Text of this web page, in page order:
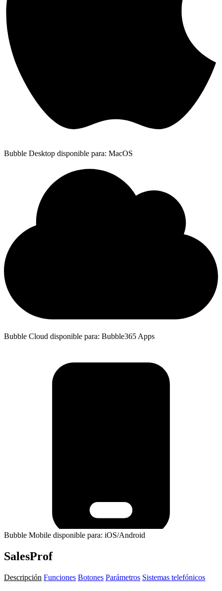
Bubble Desktop disponible para: MacOS
Bubble Cloud disponible para: Bubble365 Apps
Bubble Mobile disponible para: iOS/Android
SalesProf
Descripción Funciones Botones Parámetros Sistemas telefónicos